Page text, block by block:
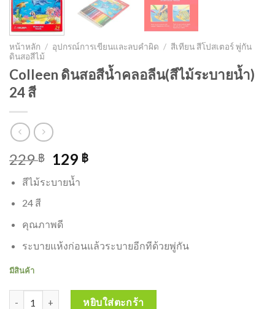
หน้าหลัก / อุปกรณ์การเขียนและลบคำผิด / สีเทียน สีโปสเตอร์ พู่กัน
ดินสอสีไม้
Colleen ดินสอสีน้ำคลอลีน(สีไม้ระบายน้ำ)
24 สี
229฿ 129 ฿
สีไม้ระบายน้ำ
24 สี
คุณภาพดี
ระบายแห้งก่อนแล้วระบายอีกทีด้วยพู่กัน
มีสินค้า
จำนวน Colleen ดินสอสีน้ำคลอลีน(สีไม้ระบายน้ำ) 24 สี ชิ้น
หยิบใส่ตะกร้า